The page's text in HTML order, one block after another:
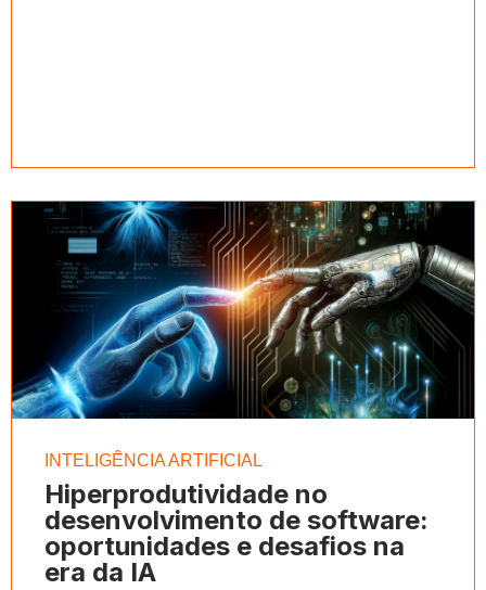
INTELIGÊNCIA ARTIFICIAL
Hiperprodutividade no
desenvolvimento de software:
oportunidades e desafios na
era da IA